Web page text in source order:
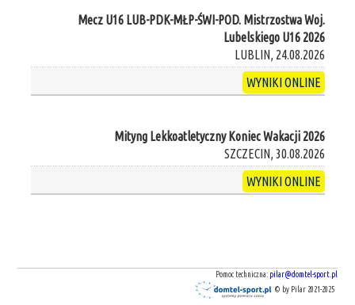
Mecz U16 LUB-PDK-MŁP-ŚWI-POD. Mistrzostwa Woj.
Lubelskiego U16 2026
LUBLIN, 24.08.2026
WYNIKI ONLINE
Mityng Lekkoatletyczny Koniec Wakacji 2026
SZCZECIN, 30.08.2026
WYNIKI ONLINE
Pomoc techniczna: pilar@domtel-sport.pl
© by Pilar 2021-2025